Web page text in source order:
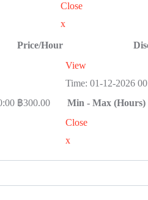
Close
x
Price/Hour
฿300.00
View
Time: 01-12-2026
Min - Max (Hours)
Close
x